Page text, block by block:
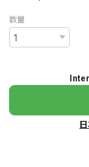
数量